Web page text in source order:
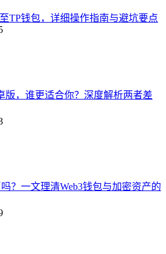
TP钱包，详细操作指南与避坑要点
版，谁更适合你？深度解析两者差
？一文理清Web3钱包与加密资产的